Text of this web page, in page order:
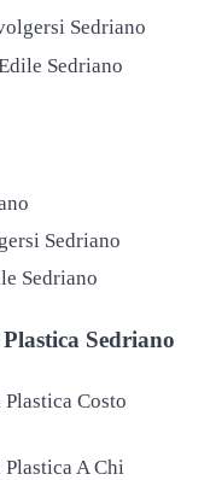
Sedriano
Sedriano
Sedriano
Sedriano
Plastica Sedriano
Costo
A Chi